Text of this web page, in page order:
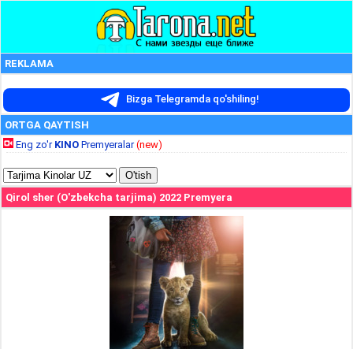
REKLAMA
Bizga Telegramda qo'shiling!
ORTGA QAYTISH
Eng zo'r KINO Premyeralar(new)
Qirol sher (O'zbekcha tarjima) 2022 Premyera